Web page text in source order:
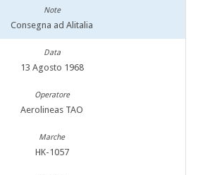
Consegna ad Alitalia
13 Agosto 1968
Aerolineas TAO
HK-1057